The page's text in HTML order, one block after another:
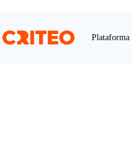
Plataforma